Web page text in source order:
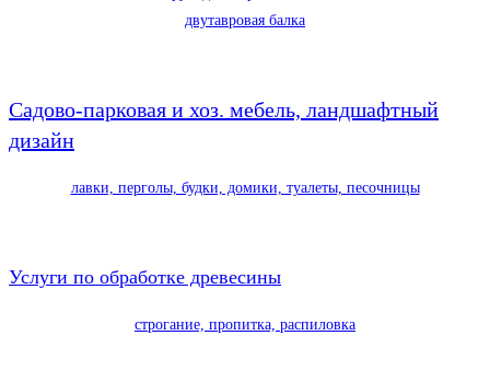
двутавровая балка
Садово-парковая и хоз. мебель, ландшафтный
дизайн
лавки, перголы, будки, домики, туалеты, песочницы
Услуги по обработке древесины
строгание, пропитка, распиловка